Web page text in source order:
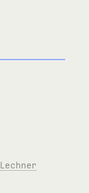
Lechner